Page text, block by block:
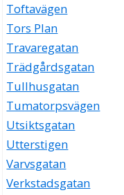
Toftavägen
Tors Plan
Travaregatan
Trädgårdsgatan
Tullhusgatan
Tumatorpsvägen
Utsiktsgatan
Utterstigen
Varvsgatan
Verkstadsgatan